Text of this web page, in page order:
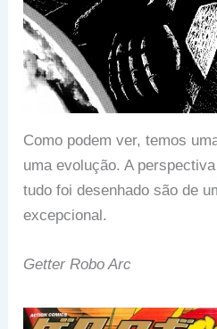
Como podem ver, temos
uma evolução. A
tudo foi desenhado são de
excepcional.
Getter Robo Arc